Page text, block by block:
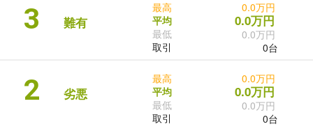
3 難有
最高
平均
最低
取引
0.0万円
0.0万円
0.0万円
0台
2 劣悪
最高
平均
最低
取引
0.0万円
0.0万円
0.0万円
0台